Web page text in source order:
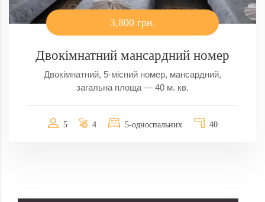
3,800 грн.
Двокімнатний мансардний номер
Двокімнатний, 5-місний номер, мансардний,
загальна площа — 40 м. кв.
5 4 5-односпальних 40